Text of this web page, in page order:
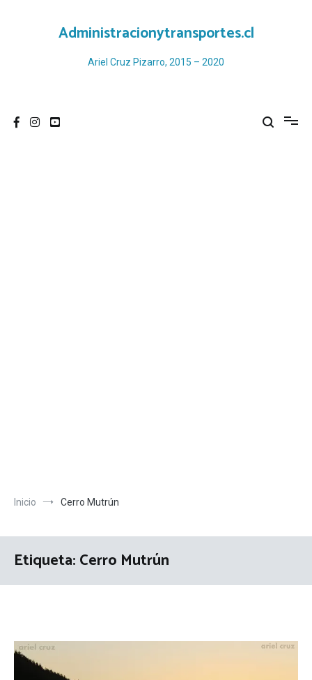
Administracionytransportes.cl
Ariel Cruz Pizarro, 2015 – 2020
Inicio Cerro Mutrún
Etiqueta:Cerro Mutrún